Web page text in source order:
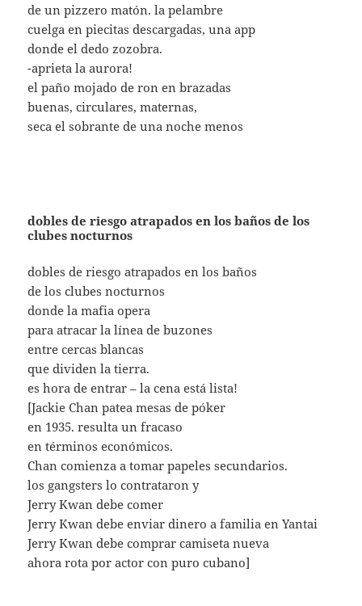
de un pizzero matón. la pelambre
cuelga en piecitas descargadas, una app
donde el dedo zozobra.
-aprieta la aurora!
el paño mojado de ron en brazadas
buenas, circulares, maternas,
seca el sobrante de una noche menos
dobles de riesgo atrapados en los baños de los
clubes nocturnos
dobles de riesgo atrapados en los baños
de los clubes nocturnos
donde la mafia opera
para atracar la línea de buzones
entre cercas blancas
que dividen la tierra.
es hora de entrar – la cena está lista!
[Jackie Chan patea mesas de póker
en 1935. resulta un fracaso
en términos económicos.
Chan comienza a tomar papeles secundarios.
los gangsters lo contrataron y
Jerry Kwan debe comer
Jerry Kwan debe enviar dinero a familia en Yantai
Jerry Kwan debe comprar camiseta nueva
ahora rota por actor con puro cubano]